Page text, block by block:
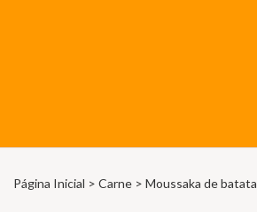
Página Inicial > Carne > Moussaka de batata